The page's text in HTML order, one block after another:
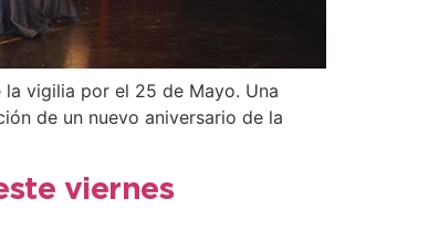
la vigilia por el 25 de Mayo. Una
de un nuevo aniversario de la
viernes